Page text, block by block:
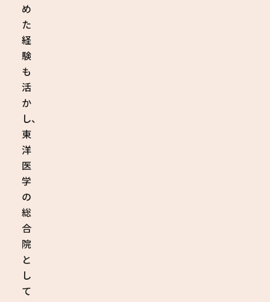
め
た
経
験
も
活
か
し、
東
洋
医
学
の
総
合
院
と
し
て